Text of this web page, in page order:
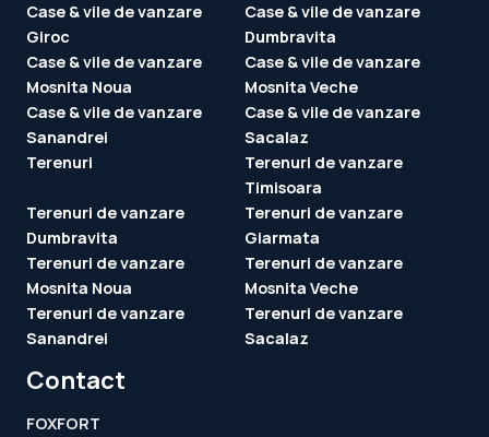
Case & vile de vanzare
Giroc
Case & vile de vanzare
Dumbravita
Case & vile de vanzare
Mosnita Noua
Case & vile de vanzare
Mosnita Veche
Case & vile de vanzare
Sanandrei
Case & vile de vanzare
Sacalaz
Terenuri
Terenuri de vanzare
Timisoara
Terenuri de vanzare
Dumbravita
Terenuri de vanzare
Giarmata
Terenuri de vanzare
Mosnita Noua
Terenuri de vanzare
Mosnita Veche
Terenuri de vanzare
Sanandrei
Terenuri de vanzare
Sacalaz
Contact
FOXFORT